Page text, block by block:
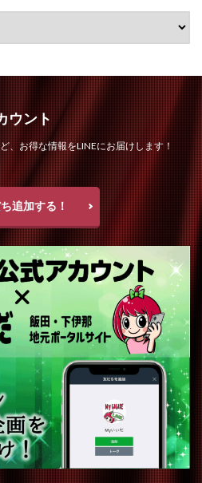
ウント
、お得な情報をLINEにお届けします！
追加する！